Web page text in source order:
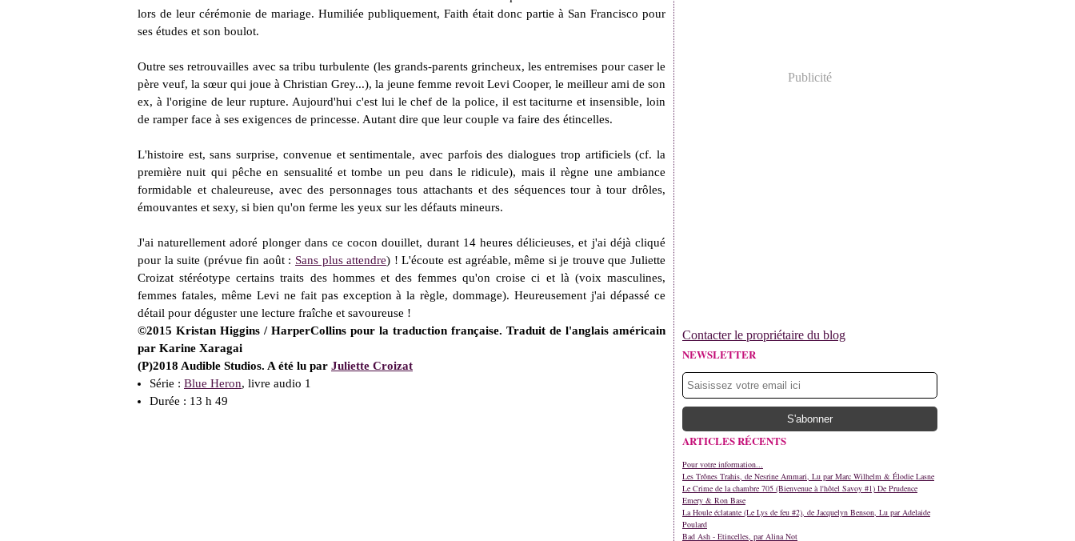
lors de leur cérémonie de mariage. Humiliée publiquement, Faith était donc partie à San Francisco pour
ses études et son boulot.
Outre ses retrouvailles avec sa tribu turbulente (les grands-parents grincheux, les entremises pour caser le
père veuf, la sœur qui joue à Christian Grey...), la jeune femme revoit Levi Cooper, le meilleur ami de son
ex, à l'origine de leur rupture. Aujourd'hui c'est lui le chef de la police, il est taciturne et insensible, loin
de ramper face à ses exigences de princesse. Autant dire que leur couple va faire des étincelles.
L'histoire est, sans surprise, convenue et sentimentale, avec parfois des dialogues trop artificiels (cf. la
première nuit qui pêche en sensualité et tombe un peu dans le ridicule), mais il règne une ambiance
formidable et chaleureuse, avec des personnages tous attachants et des séquences tour à tour drôles,
émouvantes et sexy, si bien qu'on ferme les yeux sur les défauts mineurs.
J'ai naturellement adoré plonger dans ce cocon douillet, durant 14 heures délicieuses, et j'ai déjà cliqué
pour la suite (prévue fin août : Sans plus attendre) ! L'écoute est agréable, même si je trouve que Juliette
Croizat stéréotype certains traits des hommes et des femmes qu'on croise ci et là (voix masculines,
femmes fatales, même Levi ne fait pas exception à la règle, dommage). Heureusement j'ai dépassé ce
détail pour déguster une lecture fraîche et savoureuse !
©2015 Kristan Higgins / HarperCollins pour la traduction française. Traduit de l'anglais américain
par Karine Xaragai
(P)2018 Audible Studios. A été lu par Juliette Croizat
Série : Blue Heron, livre audio 1
Durée : 13 h 49
Publicité
Contacter le propriétaire du blog
NEWSLETTER
ARTICLES RÉCENTS
Pour votre information...
Les Trônes Trahis, de Nesrine Ammari, Lu par Marc Wilhelm & Élodie Lasne
Le Crime de la chambre 705 (Bienvenue à l'hôtel Savoy #1) De Prudence
Emery & Ron Base
La Houle éclatante (Le Lys de feu #2), de Jacquelyn Benson, Lu par Adelaide
Poulard
Bad Ash - Etincelles, par Alina Not